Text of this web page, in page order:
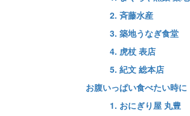
2. 斉藤水産
3. 築地うなぎ食堂
4. 虎杖 表店
5. 紀文 総本店
お腹いっぱい食べたい時
1. おにぎり屋 丸豊